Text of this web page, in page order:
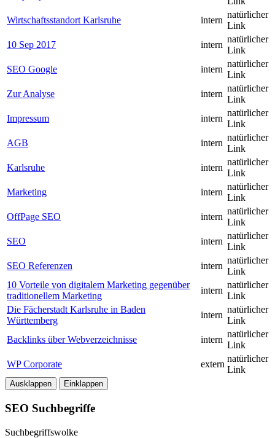
Wirtschaftsstandort Karlsruhe
intern
natürlicher
Link
10 Sep 2017
intern
natürlicher
Link
SEO Google
intern
natürlicher
Link
Zur Analyse
intern
natürlicher
Link
Impressum
intern
natürlicher
Link
AGB
intern
natürlicher
Link
Karlsruhe
intern
natürlicher
Link
Marketing
intern
natürlicher
Link
OffPage SEO
intern
natürlicher
Link
SEO
intern
natürlicher
Link
SEO Referenzen
intern
natürlicher
Link
10 Vorteile von digitalem Marketing gegenüber
traditionellem Marketing
intern
natürlicher
Link
Die Fächerstadt Karlsruhe in Baden
Württemberg
intern
natürlicher
Link
Backlinks über Webverzeichnisse
intern
natürlicher
Link
WP Corporate
extern
natürlicher
Link
Ausklappen Einklappen
SEO Suchbegriffe
Suchbegriffswolke